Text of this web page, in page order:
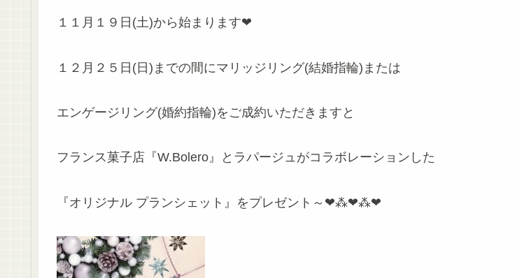
１１月１９日(土)から始まります❤
１２月２５日(日)までの間にマリッジリング(結婚指輪)または
エンゲージリング(婚約指輪)をご成約いただきますと
フランス菓子店『W.Bolero』とラパージュがコラボレーションした
『オリジナル プランシェット』をプレゼント～❤⁂❤⁂❤